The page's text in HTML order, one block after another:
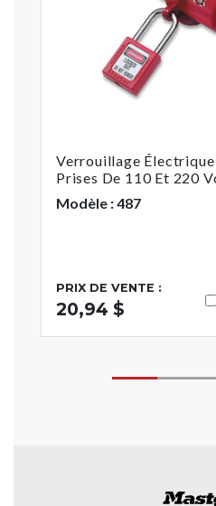
Verrouillage
Prises De 110 Et 220
Modèle : 487
PRIX DE VENTE :
20,94 $